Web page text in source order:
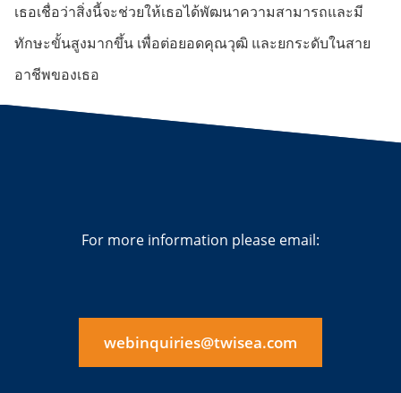
เธอเชื่อว่าสิ่งนี้จะช่วยให้เธอได้พัฒนาความสามารถและมี
ทักษะขั้นสูงมากขึ้น เพื่อต่อยอดคุณวุฒิ และยกระดับในสาย
อาชีพของเธอ
For more information please email:
webinquiries@twisea.com